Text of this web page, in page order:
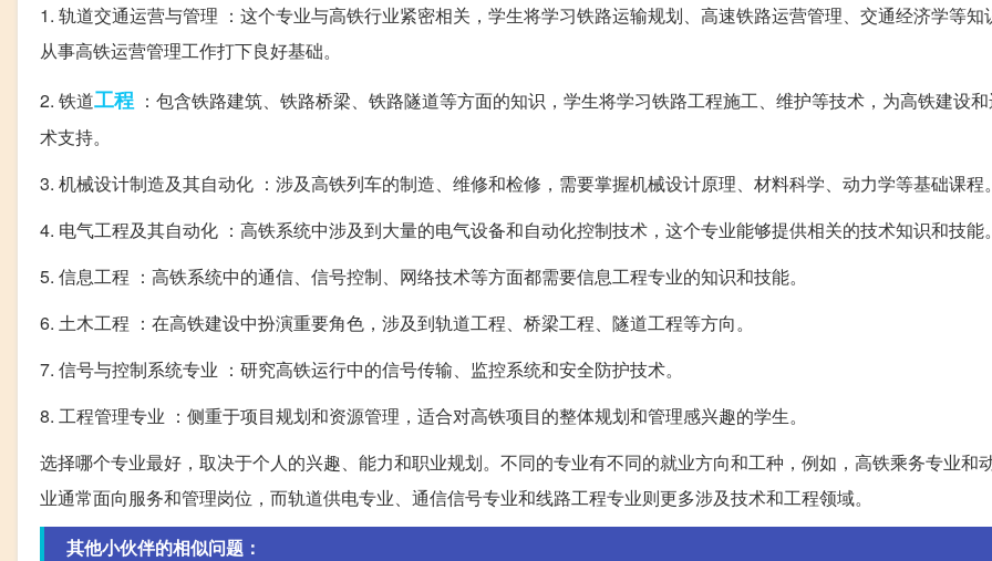
1. 轨道交通运营与管理 ：这个专业与高铁行业紧密相关，学生将学习铁路运输规划、高速铁路运营管理、交通经济学等知
从事高铁运营管理工作打下良好基础。
2. 铁道工程 ：包含铁路建筑、铁路桥梁、铁路隧道等方面的知识，学生将学习铁路工程施工、维护等技术，为高铁建设
术支持。
3. 机械设计制造及其自动化 ：涉及高铁列车的制造、维修和检修，需要掌握机械设计原理、材料科学、动力学等基础课程
4. 电气工程及其自动化 ：高铁系统中涉及到大量的电气设备和自动化控制技术，这个专业能够提供相关的技术知识和技能
5. 信息工程 ：高铁系统中的通信、信号控制、网络技术等方面都需要信息工程专业的知识和技能。
6. 土木工程 ：在高铁建设中扮演重要角色，涉及到轨道工程、桥梁工程、隧道工程等方向。
7. 信号与控制系统专业 ：研究高铁运行中的信号传输、监控系统和安全防护技术。
8. 工程管理专业 ：侧重于项目规划和资源管理，适合对高铁项目的整体规划和管理感兴趣的学生。
选择哪个专业最好，取决于个人的兴趣、能力和职业规划。不同的专业有不同的就业方向和工种，例如，高铁乘务专业和
业通常面向服务和管理岗位，而轨道供电专业、通信信号专业和线路工程专业则更多涉及技术和工程领域。
其他小伙伴的相似问题：